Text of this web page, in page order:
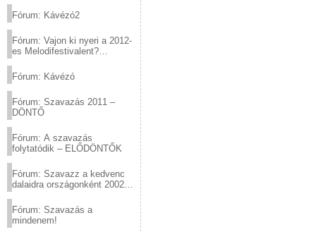
Fórum: Kávézó2
Fórum: Vajon ki nyeri a 2012-
es Melodifestivalent?
Fórum: Kávézó
Fórum: Szavazás 2011 –
DÖNTŐ
Fórum: A szavazás
folytatódik – ELŐDÖNTŐK
Fórum: Szavazz a kedvenc
dalaidra országonként 2002
Fórum: Szavazás a
mindenem!